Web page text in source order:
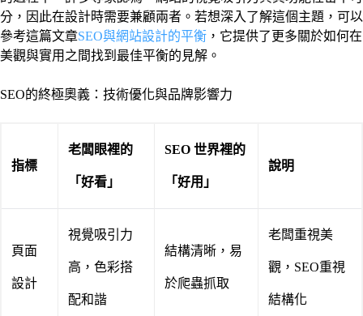
分，因此在設計時需要兼顧兩者。若想深入了解這個主題，可以
參考這篇文章SEO與網站設計的平衡 ，它提供了更多關於如何在
美觀與實用之間找到最佳平衡的見解。
SEO的終極奧義：技術優化與品牌影響力
指標
老闆眼裡的
「好看」
SEO 世界裡的
「好用」
說明
頁面
設計
視覺吸引力
高，色彩搭
配和諧
結構清晰，易
於爬蟲抓取
老闆重視美
觀，SEO重視
結構化